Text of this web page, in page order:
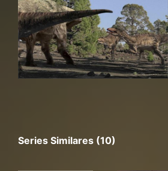
Series Similares (10)